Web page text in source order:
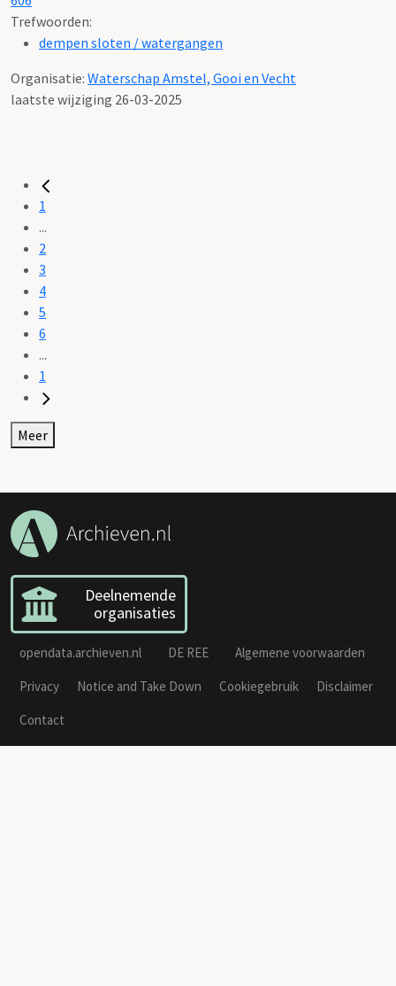
Trefwoorden:
dempen sloten / watergangen
Organisatie: Waterschap Amstel, Gooi en Vecht
laatste wijziging 26-03-2025
1
...
2
3
4
5
6
...
1
Meer
Deelnemende
organisaties
opendata.archieven.nl DE REE
Algemene voorwaarden
Privacy
Notice and Take Down Cookiegebruik
Disclaimer
Contact